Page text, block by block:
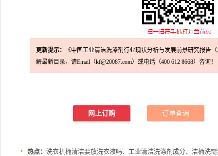
更新提示：
《中国工业清洁洗涤剂行业现状分析与发展前景研究报告
解最新目录，请Email（kf@20087.com）或电话（400 612 8668）咨询！
网上订购 订单查询
热点： 洗衣机桶清洁要放洗衣液吗、工业清洁洗涤剂成分、洁桶洗